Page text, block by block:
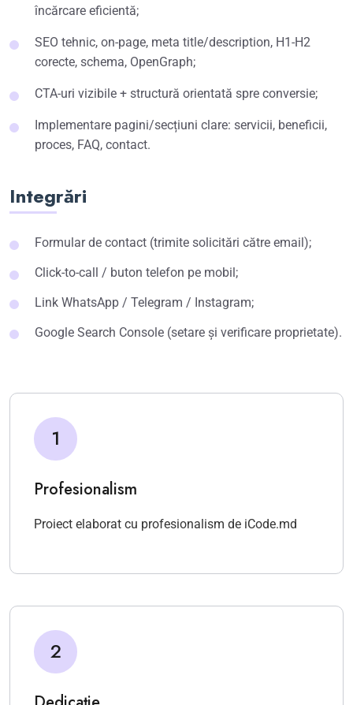
încărcare eficientă;
SEO tehnic, on-page, meta title/description, H1-H2
corecte, schema, OpenGraph;
CTA-uri vizibile + structură orientată spre conversie;
Implementare pagini/secțiuni clare: servicii, beneficii,
proces, FAQ, contact.
Integrări
Formular de contact (trimite solicitări către email);
Click-to-call / buton telefon pe mobil;
Link WhatsApp / Telegram / Instagram;
Google Search Console (setare și verificare proprietate).
1
Profesionalism
Proiect elaborat cu profesionalism de iCode.md
2